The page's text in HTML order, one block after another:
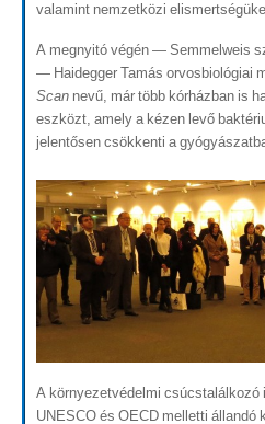
valamint nemzetközi
A megnyitó végén — Semmelweis
— Haidegger Tamás orvosbiológiai
Scan nevű, már több kórházban is
eszközt, amely a kézen levő
jelentősen csökkenti a
A környezetvédelmi csúcstalálkozó
UNESCO és OECD melletti állandó